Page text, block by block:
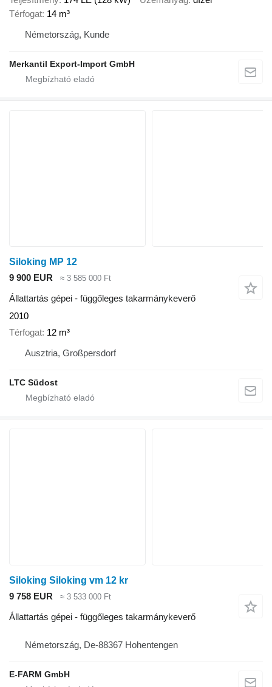
Térfogat 14 m³
Németország, Kunde
Merkantil Export-Import GmbH
Siloking MP 12
9 900 EUR
≈ 3 585 000 Ft
Állattartás gépei - függőleges takarmánykeverő
2010
Térfogat 12 m³
Ausztria, Großpersdorf
LTC Südost
Siloking Siloking vm 12 kr
9 758 EUR
≈ 3 533 000 Ft
Állattartás gépei - függőleges takarmánykeverő
Németország, De-88367 Hohentengen
E-FARM GmbH